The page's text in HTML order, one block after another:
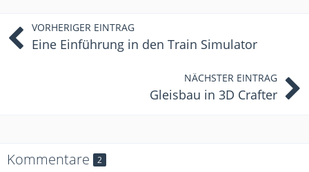
VORHERIGER EINTRAG
Eine Einführung in den Train Simulator
NÄCHSTER EINTRAG
Gleisbau in 3D Crafter
Kommentare 2